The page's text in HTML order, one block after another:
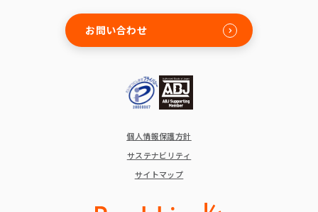
お問い合わせ
個人情報保護方針
サステナビリティ
サイトマップ